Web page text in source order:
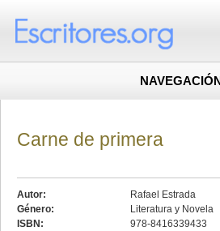
Carne de primera
Autor:
Rafael Estrada
Género:
Literatura y Novela
ISBN:
978-8416339433